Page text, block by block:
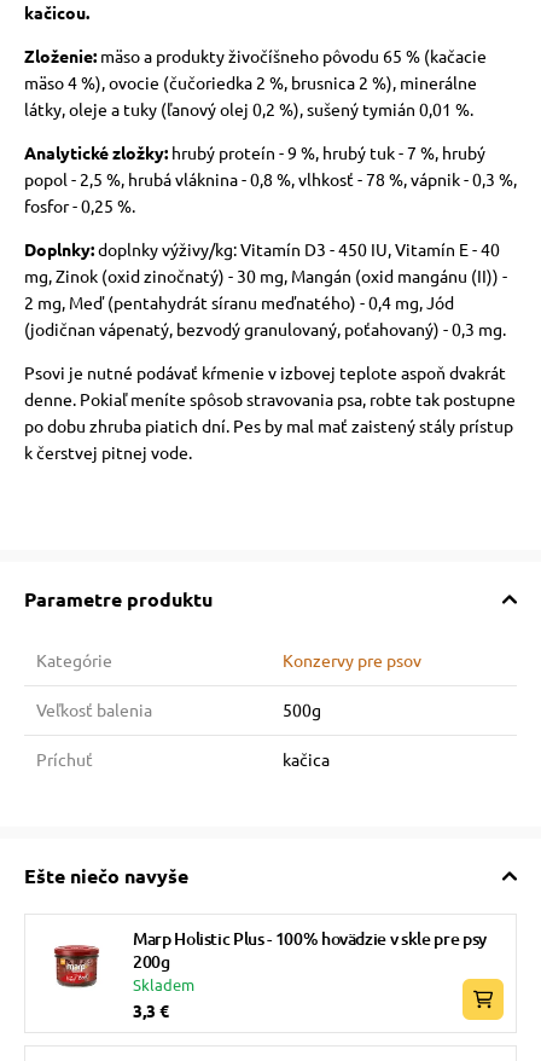
kačicou.
Zloženie: mäso a produkty živočíšneho pôvodu 65 % (kačacie
mäso 4 %), ovocie (čučoriedka 2 %, brusnica 2 %), minerálne
látky, oleje a tuky (ľanový olej 0,2 %), sušený tymián 0,01 %.
Analytické zložky:hrubý proteín - 9 %, hrubý tuk - 7 %, hrubý
popol - 2,5 %, hrubá vláknina - 0,8 %, vlhkosť - 78 %, vápnik - 0,3 %,
fosfor - 0,25 %.
Doplnky:doplnky výživy/kg: Vitamín D3 - 450 IU, Vitamín E - 40
mg, Zinok (oxid zinočnatý) - 30 mg, Mangán (oxid mangánu (II)) -
2 mg, Meď (pentahydrát síranu meďnatého) - 0,4 mg, Jód
(jodičnan vápenatý, bezvodý granulovaný, poťahovaný) - 0,3 mg.
Psovi je nutné podávať kŕmenie v izbovej teplote aspoň dvakrát
denne. Pokiaľ meníte spôsob stravovania psa, robte tak postupne
po dobu zhruba piatich dní. Pes by mal mať zaistený stály prístup
k čerstvej pitnej vode.
Parametre produktu
Kategórie Konzervy pre psov
Veľkosť balenia 500g
Príchuť kačica
Ešte niečo navyše
Marp Holistic Plus - 100% hovädzie v skle pre psy
200g
Skladem
3,3 €